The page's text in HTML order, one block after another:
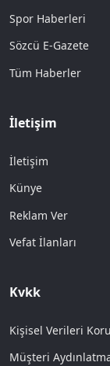
Spor Haberleri
Sözcü E-Gazete
Tüm Haberler
İletişim
İletişim
Künye
Reklam Ver
Vefat İlanları
Kvkk
Kişisel Verileri
Müşteri